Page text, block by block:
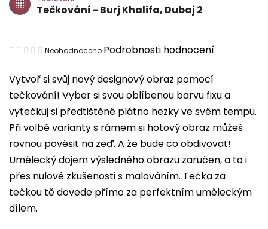
Vytvoř si svůj nový designový obraz pomocí
tečkování! Vyber si svou oblíbenou barvu fixu a
vytečkuj si předtištěné plátno hezky ve svém tempu.
Při volbě varianty s rámem si hotový obraz můžeš
rovnou pověsit na zeď. A že bude co obdivovat!
Umělecký dojem výsledného obrazu zaručen, a to i
přes nulové zkušenosti s malováním. Tečka za
tečkou tě dovede přímo za perfektním uměleckým
dílem.
Tečkování - Burj Khalifa, Dubaj 2
Průměrné
produktu
je
0,0
z
5
hvězdiček.
Neohodnoceno Podrobnosti hodnocení